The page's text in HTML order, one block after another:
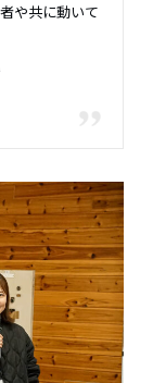
や共に動いて